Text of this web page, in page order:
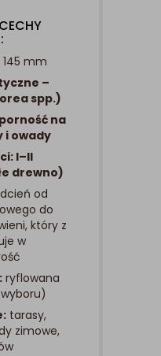
145 mm
–
spp.)
na
i owady
I–II
drewno)
od
do
który z
w
ryflowana
tarasy,
zimowe,